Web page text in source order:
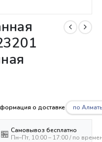
о доставке по
🏪 Самовывоз бесплатно
Пн–Пт, 10:00 – 17:00 / по